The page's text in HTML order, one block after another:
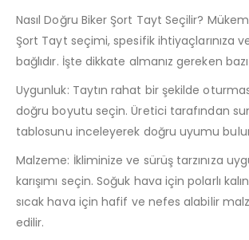
Nasıl Doğru Biker Şort Tayt Seçilir?
Şort Tayt seçimi, spesifik ihtiyaçlarınıza
bağlıdır. İşte dikkate almanız gereken
Uygunluk: Taytın rahat bir şekilde
doğru boyutu seçin. Üretici tarafından
tablosunu inceleyerek doğru uyumu
Malzeme: İkliminize ve sürüş tarzınıza
karışımı seçin. Soğuk hava için polarlı
sıcak hava için hafif ve nefes alabilir
edilir.